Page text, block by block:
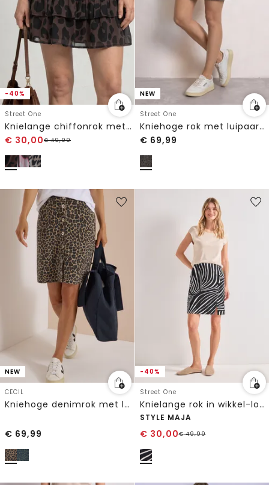
-40%
Street One
Knielange chiffonrok met print
€ 30,00€49,99
NEW
Street One
Kniehoge rok met luipaardprint
€ 69,99
NEW
CECIL
Kniehoge denimrok met luipaardprint
€ 69,99
-40%
Street One
Knielange rok in wikkel-look
STYLE MAJA
€ 30,00€49,99